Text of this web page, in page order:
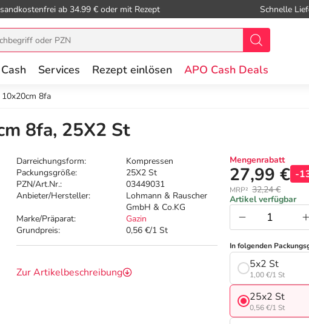
ab 34.99 € oder mit Rezept Schnelle
Services Rezept einlösen APO Cash Deals
8fa
8fa, 25X2 St
Darreichungsform:
Kompressen
Packungsgröße:
25X2 St
PZN/Art.Nr.:
03449031
Anbieter/Hersteller:
Lohmann & Rauscher
GmbH & Co.KG
Marke/Präparat:
Gazin
Grundpreis:
0,56 €/1 St
Zur Artikelbeschreibung
Mengenrabatt
27,99 € -
MRP² 32,24 €
Artikel verfügbar
In folgenden
5x2 St
1,00 €/1 St
25x2 St
0,56 €/1 St